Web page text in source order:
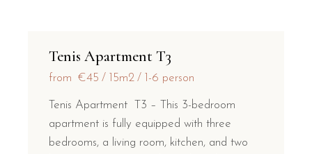
Tenis Apartment T3
from €45 15m2 1-6 person
Tenis Apartment T3 – This 3-bedroom
apartment is fully equipped with three
bedrooms, a living room, kitchen, and two